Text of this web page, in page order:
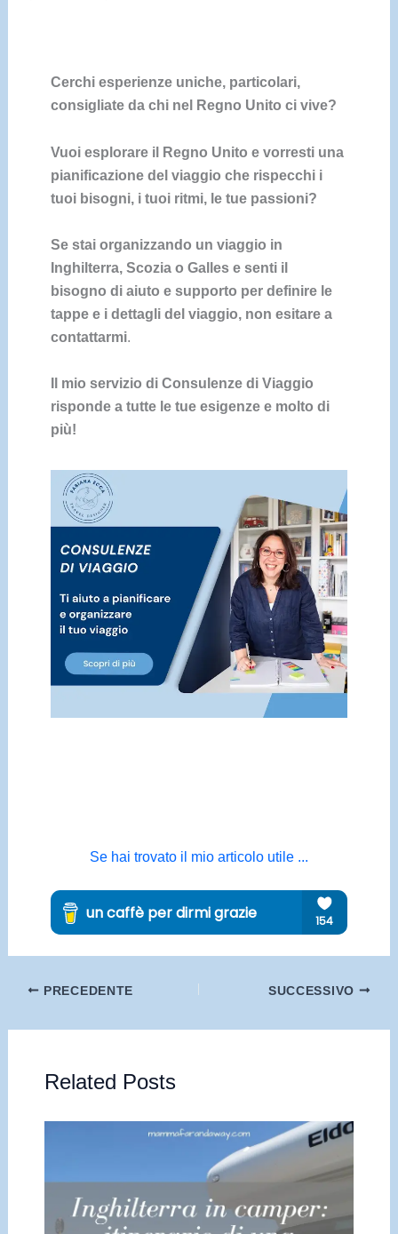
Cerchi esperienze uniche, particolari,
consigliate da chi nel Regno Unito ci vive?
Vuoi esplorare il Regno Unito e vorresti una
pianificazione del viaggio che rispecchi i
tuoi bisogni, i tuoi ritmi, le tue passioni?
Se stai organizzando un viaggio in
Inghilterra, Scozia o Galles e senti il
bisogno di aiuto e supporto per definire le
tappe e i dettagli del viaggio, non esitare a
contattarmi.
Il mio servizio di Consulenze di Viaggio
risponde a tutte le tue esigenze e molto di
più!
Se hai trovato il mio articolo utile ...
PRECEDENTE SUCCESSIVO
Related Posts